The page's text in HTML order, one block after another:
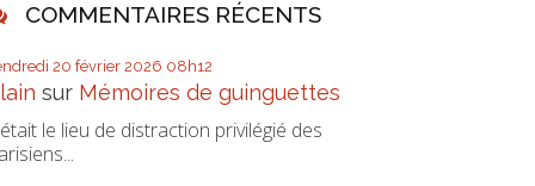
COMMENTAIRES RÉCENTS
20 février 2026 08h12
sur Mémoires de guinguettes
le lieu de distraction privilégié des